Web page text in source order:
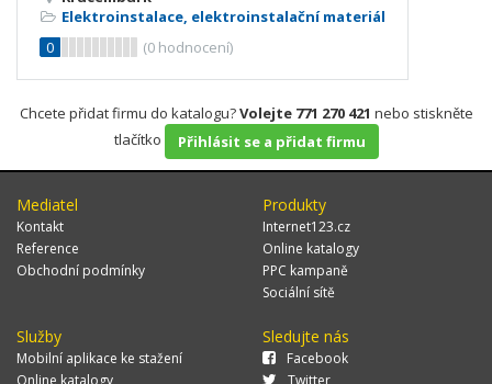
Elektroinstalace, elektroinstalační materiál
0
(0 hodnocení)
Chcete přidat firmu do katalogu?Volejte 771 270 421 nebo stiskněte
tlačítko
Přihlásit se a přidat firmu
Mediatel
Kontakt
Reference
Obchodní podmínky
Produkty
Internet123.cz
Online katalogy
PPC kampaně
Sociální sítě
Služby
Mobilní aplikace ke stažení
Online katalogy
Sledujte nás
Facebook
Twitter